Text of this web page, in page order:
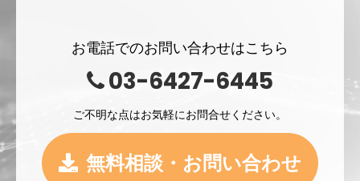
お電話でのお問い合わせはこちら
03-6427-6445
ご不明な点はお気軽にお問合せください。
無料相談・お問い合わせ